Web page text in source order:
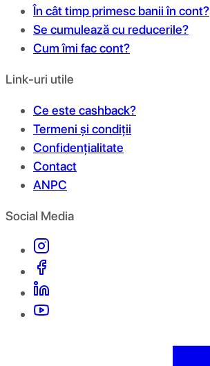
În cât timp primesc banii în cont?
Se cumulează cu reducerile?
Cum îmi fac cont?
Link-uri utile
Ce este cashback?
Termeni și condiții
Confidențialitate
Contact
ANPC
Social Media